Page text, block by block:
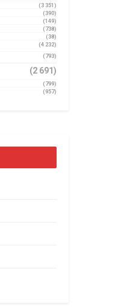
(3 351)
(390)
(149)
(738)
(38)
(4 232)
(793)
(2 691)
(799)
(957)